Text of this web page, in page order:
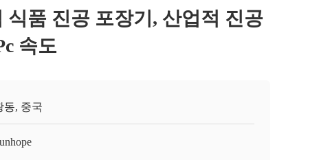
식품 진공 포장기, 산업적 진공
속도
동, 중국